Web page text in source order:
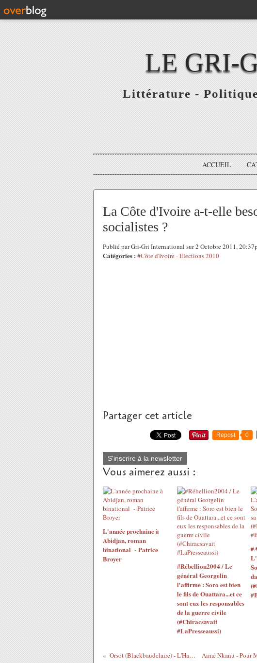
LE GRI-
Littérature -
ACCUEIL
La Côte d'Ivoire a-t-elle
socialistes ?
Publié par Gri-Gri International sur 2 Octobre 2011,
Catégories : #Côte d'Ivoire - Élections 2010
Partager cet article
Repost 0
S'inscrire à la newsletter
Vous aimerez aussi :
L'année prochaine à
Abidjan, roman
binational - Patrice
Broyer
#Rébellion2004 / Le
général Georgelin
l'affirme : Soro est bien
le fils de Ouattara...et ce
sont eux les responsables
de la guerre civile
(#Chiracsavait
#LaPresseaussi)
Orsot (Blackbaudelaire) - L'Harmathan Noir